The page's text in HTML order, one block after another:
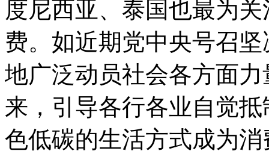
度尼西亚、泰国也最为
费。如近期党中央号召
地广泛动员社会各方面
来，引导各行各业自觉
色低碳的生活方式成为